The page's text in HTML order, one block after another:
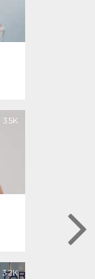
3.5K
3.2K